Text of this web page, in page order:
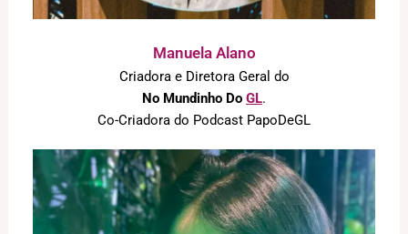
Manuela Alano
Criadora e Diretora Geral do
No Mundinho Do GL.
Co-Criadora do Podcast PapoDeGL